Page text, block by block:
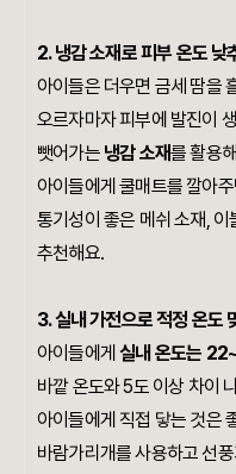
2.냉감 소재로 피부 온도 낮
아이들은 더우면 금세 땀을
오르자마자 피부에 발진이
뺏어가는 냉감 소재를 활용
아이들에게 쿨매트를 깔아
통기성이 좋은 메쉬 소재,
추천해요.
3.실내 가전으로 적정 온도
아이들에게실내 온도는
바깥 온도와 5도 이상 차이
아이들에게 직접 닿는 것은
바람가리개를 사용하고 선